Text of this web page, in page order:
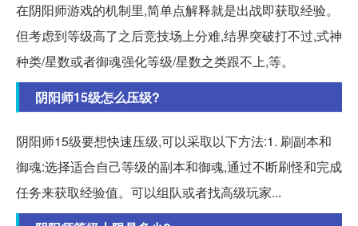
在阴阳师游戏的机制里,简单点解释就是出战即获取经验。
但考虑到等级高了之后竞技场上分难,结界突破打不过,式神
种类/星数或者御魂强化等级/星数之类跟不上,等。
阴阳师15级怎么压级?
阴阳师15级要想快速压级,可以采取以下方法:1. 刷副本和
御魂:选择适合自己等级的副本和御魂,通过不断刷怪和完成
任务来获取经验值。可以组队或者找高级玩家...